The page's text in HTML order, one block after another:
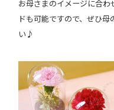
お母さまのイメージに合わ
ドも可能ですので、ぜひ
い♪